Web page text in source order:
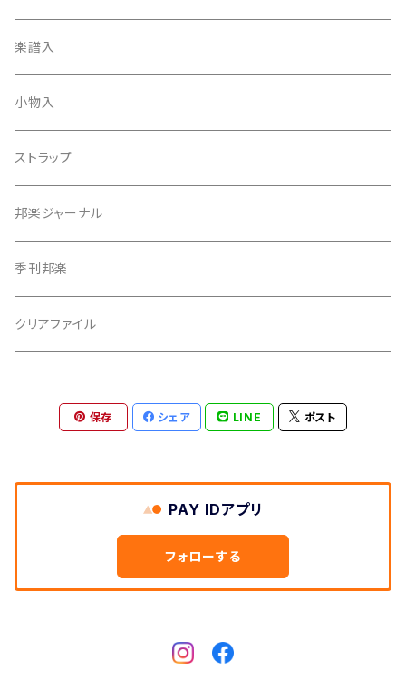
天神袋
天神巾着
指すり
つぼシール
撥皮・撥皮のり
胴板
つや布巾
楽譜入
小物入
ストラップ
邦楽ジャーナル
季刊邦楽
クリアファイル
保存 シェア LINE ポスト
PAY IDアプリ
フォローする